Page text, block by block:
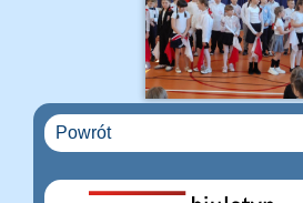
Powrót